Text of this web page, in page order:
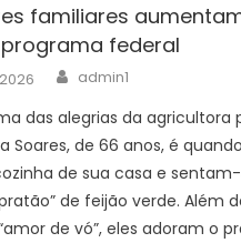
familiares
federal
Author
admin1
das alegrias da agricultora
Soares, de 66 anos, é
de sua casa e
de feijão verde. Além
de vó”, eles adoram o